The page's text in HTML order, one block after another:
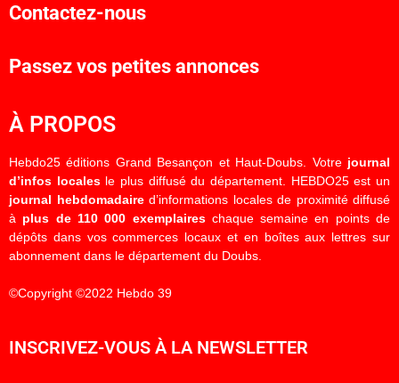
Contactez-nous
Passez vos petites annonces
À PROPOS
Hebdo25 éditions Grand Besançon et Haut-Doubs. Votre journal
d’infos localesle plus diffusé du département. HEBDO25 est un
journal hebdomadaired’informations locales de proximité diffusé
à plus de 110 000 exemplaireschaque semaine en points de
dépôts dans vos commerces locaux et en boîtes aux lettres sur
abonnement dans le département du Doubs.
©Copyright ©2022 Hebdo 39
INSCRIVEZ-VOUS À LA NEWSLETTER